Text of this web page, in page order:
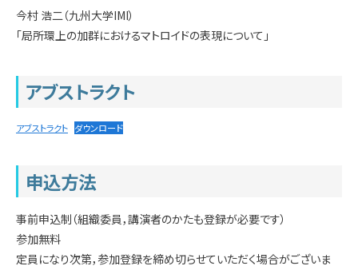
今村 浩二（九州大学IMI）
「局所環上の加群におけるマトロイドの表現について」
アブストラクト
アブストラクト ダウンロード
申込方法
事前申込制（組織委員，講演者のかたも登録が必要です）
参加無料
定員になり次第，参加登録を締め切らせていただく場合がございま